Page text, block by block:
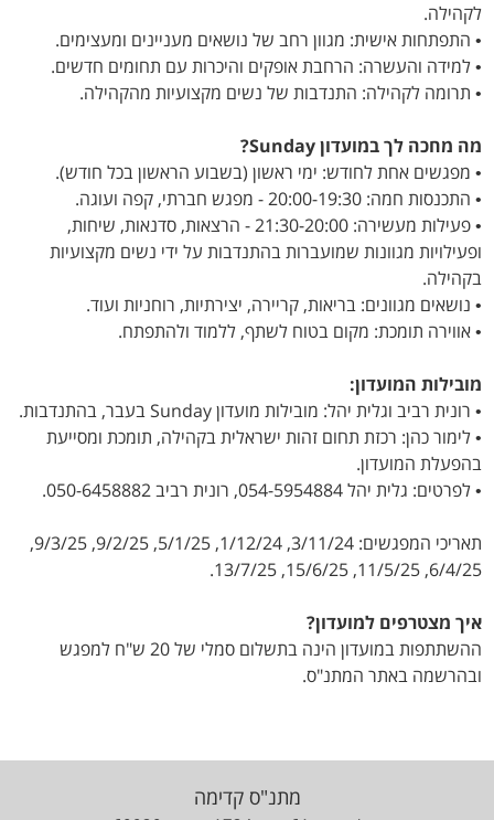
לקהילה.
• התפתחות אישית: מגוון רחב של נושאים מעניינים ומעצימים.
• למידה והעשרה: הרחבת אופקים והיכרות עם תחומים חדשים.
• תרומה לקהילה: התנדבות של נשים מקצועיות מהקהילה.
מה מחכה לך במועדון Sunday?
• מפגשים אחת לחודש: ימי ראשון (בשבוע הראשון בכל חודש).
• התכנסות חמה: 20:00-19:30 - מפגש חברתי, קפה ועוגה.
• פעילות מעשירה: 21:30-20:00 - הרצאות, סדנאות, שיחות,
ופעילויות מגוונות שמועברות בהתנדבות על ידי נשים מקצועיות
בקהילה.
• נושאים מגוונים: בריאות, קריירה, יצירתיות, רוחניות ועוד.
• אווירה תומכת: מקום בטוח לשתף, ללמוד ולהתפתח.
מובילות המועדון:
• רונית רביב וגלית יהל: מובילות מועדון Sunday בעבר, בהתנדבות.
• לימור כהן: רכזת תחום זהות ישראלית בקהילה, תומכת ומסייעת
בהפעלת המועדון.
•לפרטים: גלית יהל 054-5954884, רונית רביב 050-6458882.
תאריכי המפגשים: 3/11/24, 1/12/24, 5/1/25, 9/2/25, 9/3/25,
6/4/25, 11/5/25, 15/6/25, 13/7/25.
איך מצטרפים למועדון?
ההשתתפות במועדון הינה בתשלום סמלי של 20 ש"ח למפגש
ובהרשמה באתר המתנ"ס.
מתנ"ס קדימה